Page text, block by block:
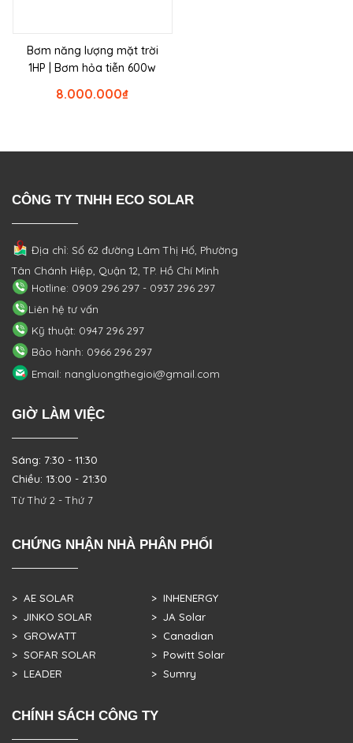
Bơm năng lượng mặt trời
1HP | Bơm hỏa tiễn 600w
₫
8.000.000
CÔNG TY TNHH ECO SOLAR
Địa chỉ: Số 62 đường Lâm Thị Hố, Phường
Tân Chánh Hiệp, Quận 12, TP. Hồ Chí Minh
Hotline: 0909 296 297 - 0937 296 297
Liên hệ tư vấn
Kỹ thuật: 0947 296 297
Bảo hành: 0966 296 297
Email: nangluongthegioi@gmail.com
GIỜ LÀM VIỆC
Sáng: 7:30 - 11:30
Chiều: 13:00 - 21:30
Từ Thứ 2 - Thứ 7
CHỨNG NHẬN NHÀ PHÂN PHỐI
> AE SOLAR
> JINKO SOLAR
> GROWATT
> SOFAR SOLAR
> LEADER
> INHENERGY
> JA Solar
> Canadian
> Powitt Solar
> Sumry
CHÍNH SÁCH CÔNG TY